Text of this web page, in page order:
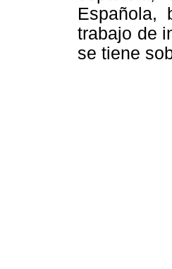
Española,
trabajo de
se tiene